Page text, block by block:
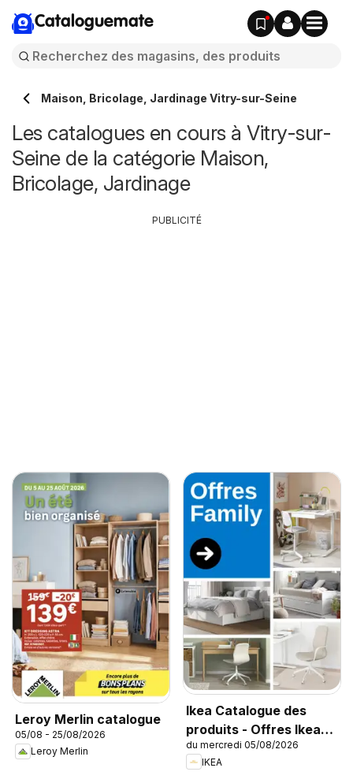
Cataloguemate
Maison, Bricolage, Jardinage Vitry-sur-Seine
Les catalogues en cours à Vitry-sur-
Seine de la catégorie Maison,
Bricolage, Jardinage
Leroy Merlin catalogue
05/08 - 25/08/2026
Leroy Merlin
Ikea Catalogue des
produits - Offres Ikea
Family
du mercredi 05/08/2026
IKEA
PUBLICITÉ